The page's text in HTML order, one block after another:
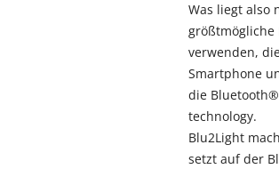
Was liegt also
größtmögliche
verwenden,
Smartphone
die
technology.
Blu2Light
setzt auf der